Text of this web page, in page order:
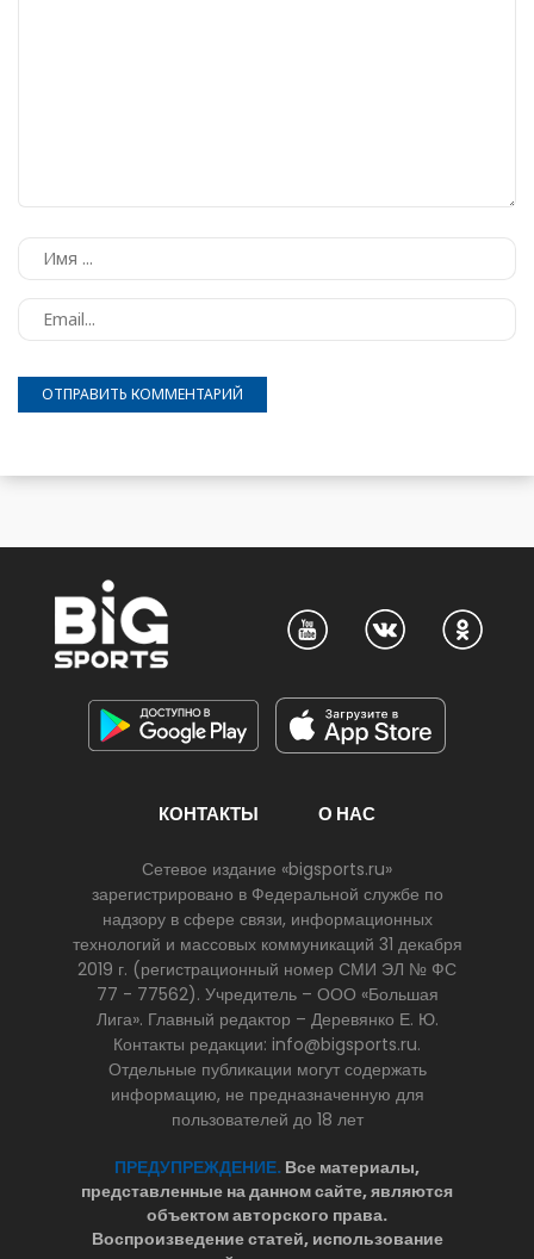
КОНТАКТЫ О НАС
Сетевое издание «bigsports.ru»
зарегистрировано в Федеральной службе по
надзору в сфере связи, информационных
технологий и массовых коммуникаций 31 декабря
2019 г. (регистрационный номер СМИ ЭЛ № ФС
77 - 77562). Учредитель – ООО «Большая
Лига». Главный редактор – Деревянко Е. Ю.
Контакты редакции: info@bigsports.ru.
Отдельные публикации могут содержать
информацию, не предназначенную для
пользователей до 18 лет
ПРЕДУПРЕЖДЕНИЕ. Все материалы,
представленные на данном сайте, являются
объектом авторского права.
Воспроизведение статей, использование